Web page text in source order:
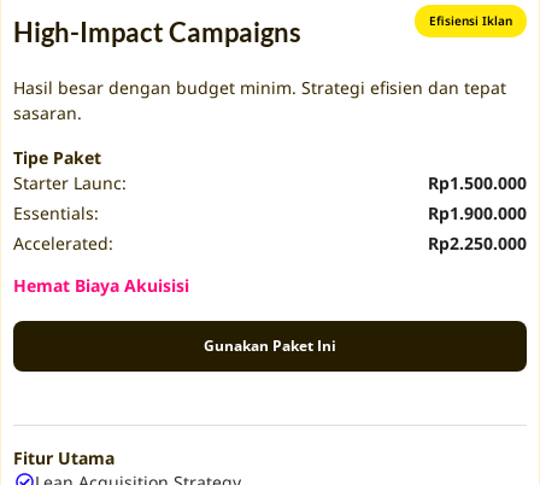
High-Impact Campaigns Efisiensi Iklan
Hasil besar dengan budget minim. Strategi efisien dan tepat
sasaran.
Tipe Paket
Starter Launc:
Rp1.500.000
Essentials:
Rp1.900.000
Accelerated:
Rp2.250.000
Hemat Biaya Akuisisi
Gunakan Paket Ini
Fitur Utama